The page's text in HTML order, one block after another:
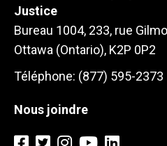
Justice
Bureau 1004, 233, rue
Ottawa (Ontario), K2P 0P2
Téléphone: (877) 595-2373
Nous joindre